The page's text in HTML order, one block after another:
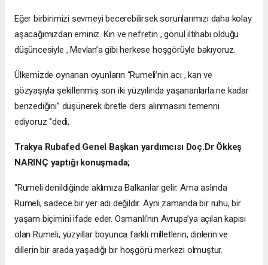
Eğer birbirimizi sevmeyi becerebilirsek sorunlarımızı daha kolay
aşacağımızdan eminiz. Kin ve nefretin , gönül iltihabı olduğu
düşüncesiyle , Mevlan’a gibi herkese hoşgörüyle bakıyoruz.
Ülkemizde oynanan oyunların “Rumeli’nin acı , kan ve
gözyaşıyla şekillenmiş son iki yüzyılında yaşananlarla ne kadar
benzediğini” düşünerek ibretle ders alınmasını temenni
ediyoruz ‘’dedi,
Trakya Rubafed Genel Başkan yardımcısı Doç.Dr Ökkeş
NARINÇ yaptığı konuşmada;
“Rumeli denildiğinde aklımıza Balkanlar gelir. Ama aslında
Rumeli, sadece bir yer adı değildir. Aynı zamanda bir ruhu, bir
yaşam biçimini ifade eder. Osmanlı’nın Avrupa’ya açılan kapısı
olan Rumeli, yüzyıllar boyunca farklı milletlerin, dinlerin ve
dillerin bir arada yaşadığı bir hoşgörü merkezi olmuştur.